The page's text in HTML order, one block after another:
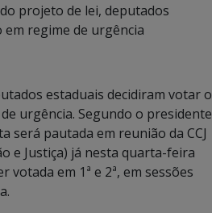
projeto de lei, deputados
regime de urgência
estaduais decidiram votar o
urgência. Segundo o presidente
será pautada em reunião da CCJ
e Justiça) já nesta quarta-feira
votada em 1ª e 2ª, em sessões